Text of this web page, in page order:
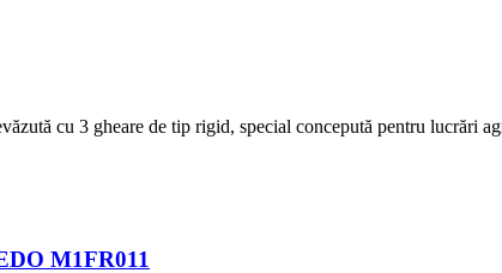
cu 3 gheare de tip rigid, special concepută pentru lucrări
M1FR011